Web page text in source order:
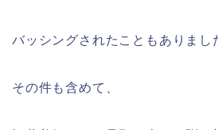
バッシングされたこともありまし
その件も含めて、